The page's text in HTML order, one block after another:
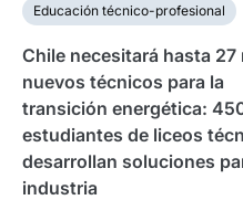
Educación técnico-profesional
Chile necesitará hasta 27
nuevos técnicos para la
transición energética:
estudiantes de liceos
desarrollan soluciones
industria